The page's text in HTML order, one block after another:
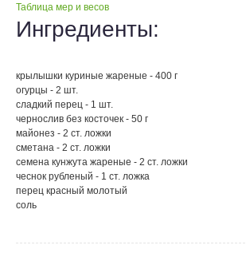
Таблица мер и весов
Ингредиенты:
крылышки куриные жареные - 400 г
огурцы - 2 шт.
сладкий перец - 1 шт.
чернослив без косточек - 50 г
майонез - 2 ст. ложки
сметана - 2 ст. ложки
семена кунжута жареные - 2 ст. ложки
чеснок рубленый - 1 ст. ложка
перец красный молотый
соль